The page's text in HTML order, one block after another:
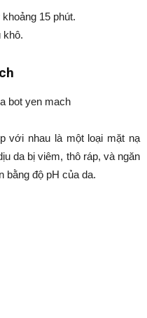
15 phút.
khô.
với nhau là một loại mặt nạ
da bị viêm, thô ráp, và ngăn
bằng độ pH của da.